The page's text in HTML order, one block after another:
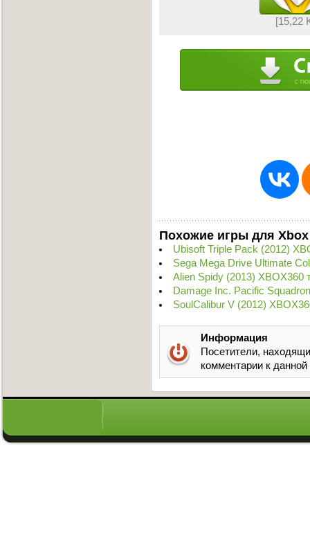
[15,22
Похожие игры для Xbox
Ubisoft Triple Pack (2012)
Sega Mega Drive Ultimate
Alien Spidy (2013) XBOX360
Damage Inc. Pacific
SoulCalibur V (2012)
Информация
Посетители,
комментарии к